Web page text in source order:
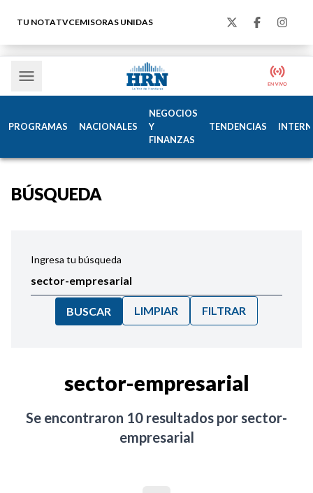
TU NOTATVCEMISORAS UNIDAS
PROGRAMAS NACIONALES
NEGOCIOS
Y
FINANZAS
TENDENCIAS
BÚSQUEDA
Ingresa tu búsqueda
BUSCAR LIMPIAR FILTRAR
sector-empresarial
Se encontraron 10 resultados por sector-
empresarial